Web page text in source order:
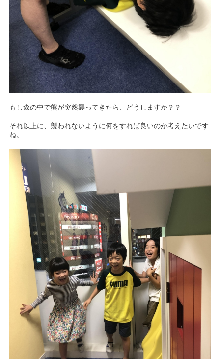
もし森の中で熊が突然襲ってきたら、どうしますか？？
それ以上に、襲われないように何をすれば良いのか考えたいです
ね。